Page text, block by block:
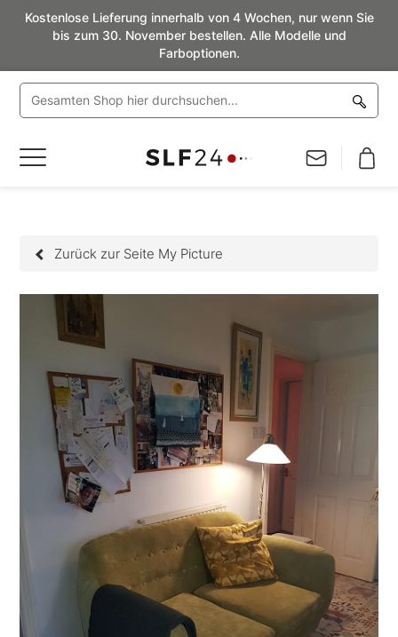
Kostenlose Lieferung innerhalb von 4 Wochen, nur wenn Sie
bis zum 30. November bestellen. Alle Modelle und
Farboptionen.
Navigation
Zurück zur Seite My Picture